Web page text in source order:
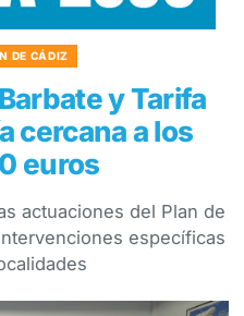
DE CÁDIZ
y Tarifa
cercana a los
euros
actuaciones del Plan de
específicas